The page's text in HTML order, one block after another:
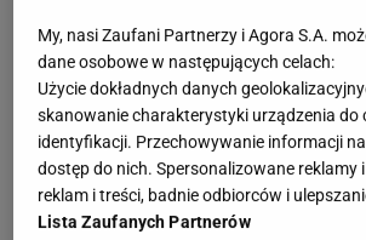
ogromne wyzwanie. Saleta jest
Górnik Łęczna odwołał prezesa w
momencie sezonu. Ogromna
Na oficjalnej stronie internetowej
My, nasi Zaufani Partnerzy i Agora S.A.
dane osobowe w następujących celach:
Użycie dokładnych danych
skanowanie charakterystyki urządzenia do
identyfikacji. Przechowywanie informacji
dostęp do nich. Spersonalizowane reklamy
reklam i treści, badnie odbiorców i
Lista Zaufanych Partnerów